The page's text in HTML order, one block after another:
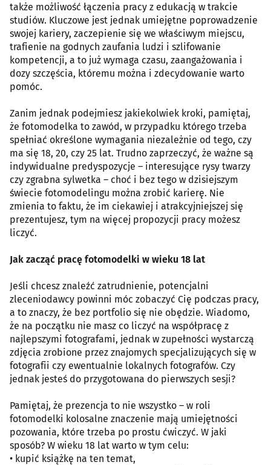
także możliwość łączenia pracy z edukacją w trakcie
studiów. Kluczowe jest jednak umiejętne poprowadzenie
swojej kariery, zaczepienie się we właściwym miejscu,
trafienie na godnych zaufania ludzi i szlifowanie
kompetencji, a to już wymaga czasu, zaangażowania i
dozy szczęścia, któremu można i zdecydowanie warto
pomóc.
Zanim jednak podejmiesz jakiekolwiek kroki, pamiętaj,
że fotomodelka to zawód, w przypadku którego trzeba
spełniać określone wymagania niezależnie od tego, czy
ma się 18, 20, czy 25 lat. Trudno zaprzeczyć, że ważne są
indywidualne predyspozycje – interesujące rysy twarzy
czy zgrabna sylwetka – choć i bez tego w dzisiejszym
świecie fotomodelingu można zrobić karierę. Nie
zmienia to faktu, że im ciekawiej i atrakcyjniejszej się
prezentujesz, tym na więcej propozycji pracy możesz
liczyć.
Jak zacząć pracę fotomodelki w wieku 18 lat
Jeśli chcesz znaleźć zatrudnienie, potencjalni
zleceniodawcy powinni móc zobaczyć Cię podczas pracy,
a to znaczy, że bez portfolio się nie obędzie. Wiadomo,
że na początku nie masz co liczyć na współpracę z
najlepszymi fotografami, jednak w zupełności wystarczą
zdjęcia zrobione przez znajomych specjalizujących się w
fotografii czy ewentualnie lokalnych fotografów. Czy
jednak jesteś do przygotowana do pierwszych sesji?
Pamiętaj, że prezencja to nie wszystko – w roli
fotomodelki kolosalne znaczenie mają umiejętności
pozowania, które trzeba po prostu ćwiczyć. W jaki
sposób? W wieku 18 lat warto w tym celu:
• kupić książkę na ten temat,